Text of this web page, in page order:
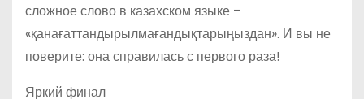
сложное слово в казахском языке –
«қанағаттандырылмағандықтарыңыздан». И вы не
поверите: она справилась с первого раза!
Яркий финал